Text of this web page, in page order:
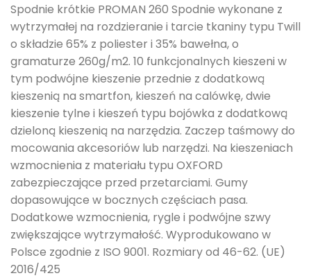
Spodnie krótkie PROMAN 260 Spodnie wykonane z
wytrzymałej na rozdzieranie i tarcie tkaniny typu Twill
o składzie 65% z poliester i 35% bawełna, o
gramaturze 260g/m2. 10 funkcjonalnych kieszeni w
tym podwójne kieszenie przednie z dodatkową
kieszenią na smartfon, kieszeń na calówkę, dwie
kieszenie tylne i kieszeń typu bojówka z dodatkową
dzieloną kieszenią na narzędzia. Zaczep taśmowy do
mocowania akcesoriów lub narzędzi. Na kieszeniach
wzmocnienia z materiału typu OXFORD
zabezpieczające przed przetarciami. Gumy
dopasowujące w bocznych częściach pasa.
Dodatkowe wzmocnienia, rygle i podwójne szwy
zwiększające wytrzymałość. Wyprodukowano w
Polsce zgodnie z ISO 9001. Rozmiary od 46-62. (UE)
2016/425